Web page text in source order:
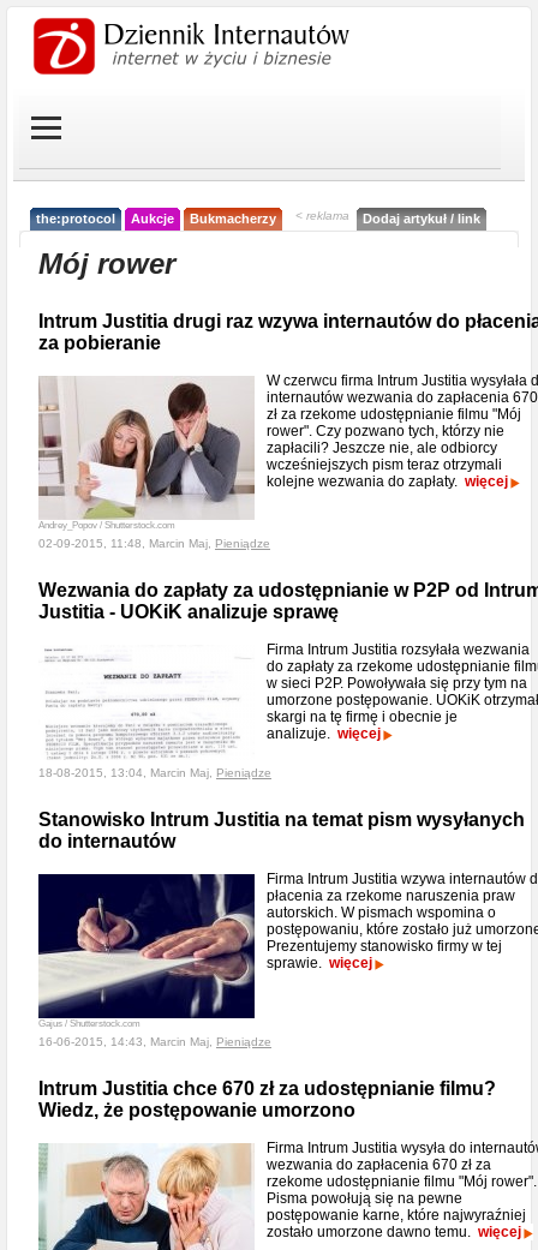
the:protocol Aukcje Bukmacherzy < reklama Dodaj artykuł / link
Mój rower
Intrum Justitia drugi raz wzywa internautów do
za pobieranie
Andrey_Popov / Shutterstock.com
W czerwcu firma Intrum Justitia wysyłała
internautów wezwania do zapłacenia 670
zł za rzekome udostępnianie filmu "Mój
rower". Czy pozwano tych, którzy nie
zapłacili? Jeszcze nie, ale odbiorcy
wcześniejszych pism teraz otrzymali
kolejne wezwania do zapłaty. więcej
02-09-2015, 11:48, Marcin Maj, Pieniądze
Wezwania do zapłaty za udostępnianie w P2P od
Justitia - UOKiK analizuje sprawę
Firma Intrum Justitia rozsyłała wezwania
do zapłaty za rzekome udostępnianie
w sieci P2P. Powoływała się przy tym na
umorzone postępowanie. UOKiK otrzymał
skargi na tę firmę i obecnie je
analizuje. więcej
18-08-2015, 13:04, Marcin Maj, Pieniądze
Stanowisko Intrum Justitia na temat pism wysyłanych
do internautów
Gajus / Shutterstock.com
Firma Intrum Justitia wzywa internautów
płacenia za rzekome naruszenia praw
autorskich. W pismach wspomina o
postępowaniu, które zostało już
Prezentujemy stanowisko firmy w tej
sprawie. więcej
16-06-2015, 14:43, Marcin Maj, Pieniądze
Intrum Justitia chce 670 zł za udostępnianie filmu?
Wiedz, że postępowanie umorzono
Firma Intrum Justitia wysyła do
wezwania do zapłacenia 670 zł za
rzekome udostępnianie filmu "Mój rower".
Pisma powołują się na pewne
postępowanie karne, które najwyraźniej
zostało umorzone dawno temu. więcej